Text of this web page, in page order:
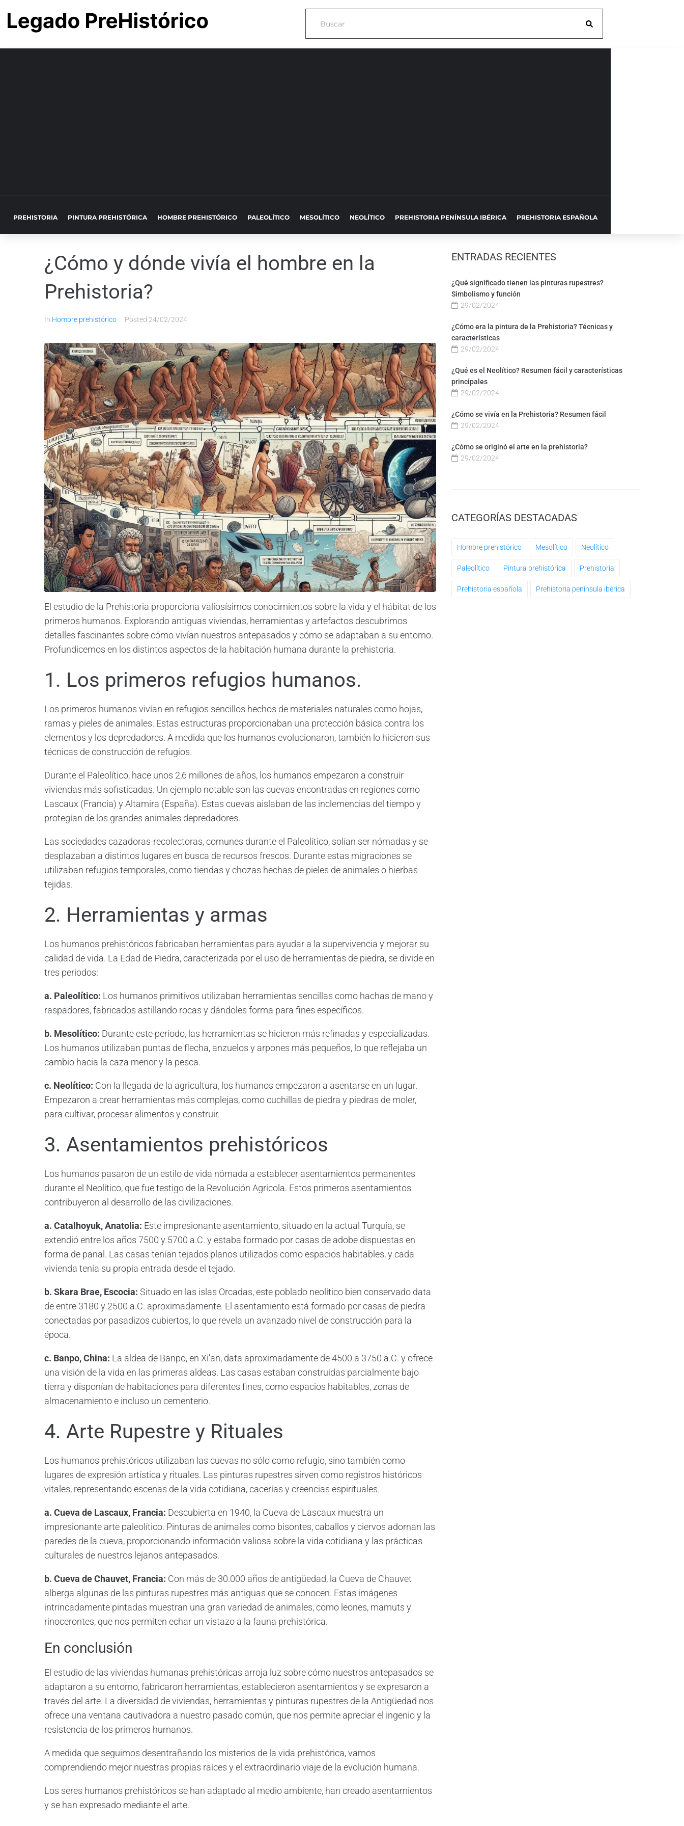
PREHISTORIA PINTURA PREHISTÓRICA HOMBRE PREHISTÓRICO PALEOLÍTICO MESOLÍTICO NEOLÍTICO PREHISTORIA PENÍNSULA IBÉRICA PREHISTORIA ESPAÑOLA
¿Cómo y dónde vivía el hombre en la
Prehistoria?
In Hombre prehistórico Posted 24/02/2024
El estudio de la Prehistoria proporciona valiosísimos conocimientos sobre la vida y el hábitat de los
primeros humanos. Explorando antiguas viviendas, herramientas y artefactos descubrimos
detalles fascinantes sobre cómo vivían nuestros antepasados y cómo se adaptaban a su entorno.
Profundicemos en los distintos aspectos de la habitación humana durante la prehistoria.
1. Los primeros refugios humanos.
Los primeros humanos vivían en refugios sencillos hechos de materiales naturales como hojas,
ramas y pieles de animales. Estas estructuras proporcionaban una protección básica contra los
elementos y los depredadores. A medida que los humanos evolucionaron, también lo hicieron sus
técnicas de construcción de refugios.
Durante el Paleolítico, hace unos 2,6 millones de años, los humanos empezaron a construir
viviendas más sofisticadas. Un ejemplo notable son las cuevas encontradas en regiones como
Lascaux (Francia) y Altamira (España). Estas cuevas aislaban de las inclemencias del tiempo y
protegían de los grandes animales depredadores.
Las sociedades cazadoras-recolectoras, comunes durante el Paleolítico, solían ser nómadas y se
desplazaban a distintos lugares en busca de recursos frescos. Durante estas migraciones se
utilizaban refugios temporales, como tiendas y chozas hechas de pieles de animales o hierbas
tejidas.
2. Herramientas y armas
Los humanos prehistóricos fabricaban herramientas para ayudar a la supervivencia y mejorar su
calidad de vida. La Edad de Piedra, caracterizada por el uso de herramientas de piedra, se divide en
tres periodos:
a. Paleolítico: Los humanos primitivos utilizaban herramientas sencillas como hachas de mano y
raspadores, fabricados astillando rocas y dándoles forma para fines específicos.
b. Mesolítico: Durante este periodo, las herramientas se hicieron más refinadas y especializadas.
Los humanos utilizaban puntas de flecha, anzuelos y arpones más pequeños, lo que reflejaba un
cambio hacia la caza menor y la pesca.
c. Neolítico: Con la llegada de la agricultura, los humanos empezaron a asentarse en un lugar.
Empezaron a crear herramientas más complejas, como cuchillas de piedra y piedras de moler,
para cultivar, procesar alimentos y construir.
3. Asentamientos prehistóricos
Los humanos pasaron de un estilo de vida nómada a establecer asentamientos permanentes
durante el Neolítico, que fue testigo de la Revolución Agrícola. Estos primeros asentamientos
contribuyeron al desarrollo de las civilizaciones.
a. Catalhoyuk, Anatolia: Este impresionante asentamiento, situado en la actual Turquía, se
extendió entre los años 7500 y 5700 a.C. y estaba formado por casas de adobe dispuestas en
forma de panal. Las casas tenían tejados planos utilizados como espacios habitables, y cada
vivienda tenía su propia entrada desde el tejado.
b. Skara Brae, Escocia: Situado en las islas Orcadas, este poblado neolítico bien conservado data
de entre 3180 y 2500 a.C. aproximadamente. El asentamiento está formado por casas de piedra
conectadas por pasadizos cubiertos, lo que revela un avanzado nivel de construcción para la
época.
c. Banpo, China: La aldea de Banpo, en Xi’an, data aproximadamente de 4500 a 3750 a.C. y ofrece
una visión de la vida en las primeras aldeas. Las casas estaban construidas parcialmente bajo
tierra y disponían de habitaciones para diferentes fines, como espacios habitables, zonas de
almacenamiento e incluso un cementerio.
4. Arte Rupestre y Rituales
Los humanos prehistóricos utilizaban las cuevas no sólo como refugio, sino también como
lugares de expresión artística y rituales. Las pinturas rupestres sirven como registros históricos
vitales, representando escenas de la vida cotidiana, cacerías y creencias espirituales.
a. Cueva de Lascaux, Francia: Descubierta en 1940, la Cueva de Lascaux muestra un
impresionante arte paleolítico. Pinturas de animales como bisontes, caballos y ciervos adornan las
paredes de la cueva, proporcionando información valiosa sobre la vida cotidiana y las prácticas
culturales de nuestros lejanos antepasados.
b. Cueva de Chauvet, Francia: Con más de 30.000 años de antigüedad, la Cueva de Chauvet
alberga algunas de las pinturas rupestres más antiguas que se conocen. Estas imágenes
intrincadamente pintadas muestran una gran variedad de animales, como leones, mamuts y
rinocerontes, que nos permiten echar un vistazo a la fauna prehistórica.
En conclusión
El estudio de las viviendas humanas prehistóricas arroja luz sobre cómo nuestros antepasados se
adaptaron a su entorno, fabricaron herramientas, establecieron asentamientos y se expresaron a
través del arte. La diversidad de viviendas, herramientas y pinturas rupestres de la Antigüedad nos
ofrece una ventana cautivadora a nuestro pasado común, que nos permite apreciar el ingenio y la
resistencia de los primeros humanos.
A medida que seguimos desentrañando los misterios de la vida prehistórica, vamos
comprendiendo mejor nuestras propias raíces y el extraordinario viaje de la evolución humana.
Los seres humanos prehistóricos se han adaptado al medio ambiente, han creado asentamientos
y se han expresado mediante el arte.
ENTRADAS RECIENTES
¿Qué significado tienen las pinturas rupestres?
Simbolismo y función
29/02/2024
¿Cómo era la pintura de la Prehistoria? Técnicas y
características
29/02/2024
¿Qué es el Neolítico? Resumen fácil y características
principales
29/02/2024
¿Cómo se vivía en la Prehistoria? Resumen fácil
29/02/2024
¿Cómo se originó el arte en la prehistoria?
29/02/2024
CATEGORÍAS DESTACADAS
Hombre prehistórico Mesolítico Neolítico
Paleolítico Pintura prehistórica Prehistoria
Prehistoria española Prehistoria península ibérica